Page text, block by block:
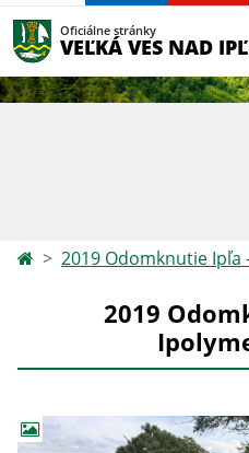
Oficiálne stránky
VEĽKÁ VES NAD
2019 Odomknutie Ipľa
2019